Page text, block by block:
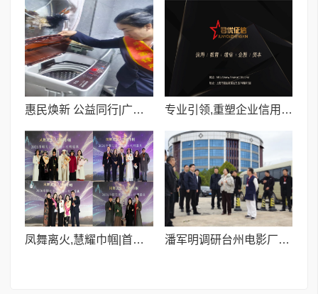
惠民焕新 公益同行|广视通智家家电家装节暨第十一届家电雷锋月启幕喀什 专业引领,重塑企业信用新篇章 —— 上海君优企业征信服务
凤舞离火,慧耀巾帼|首届巾帼天团女神节盛典启幕,共筑”她时代”新章 潘军明调研台州电影厂时强调 锚定文化强市战略 擘画影视创新“台州篇章”